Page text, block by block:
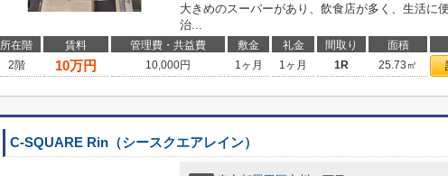
大きめのスーパーがあり、飲食店が多く、生活に
治...
所在階 賃料 管理費・共益費 敷金 礼金 間取り 面積
2階
10万円 10,000円 1ヶ月 1ヶ月 1R 25.73㎡
C-SQUARE Rin（シースクエアレイン）